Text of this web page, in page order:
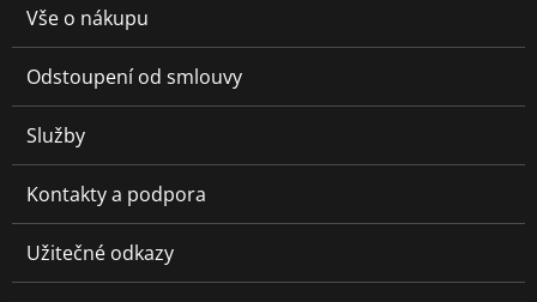
Vše o nákupu
Odstoupení od smlouvy
Služby
Kontakty a podpora
Užitečné odkazy